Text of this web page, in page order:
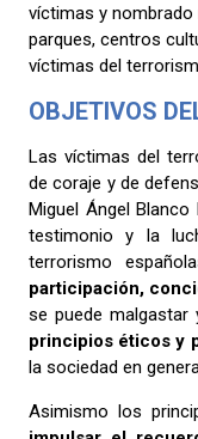
víctimas y
parques, centros
víctimas del
OBJETIVOS
Las víctimas del
de coraje y de
Miguel Ángel
testimonio y la
terrorismo
participación,
se puede malgastar
principios éticos y
la sociedad en
Asimismo los